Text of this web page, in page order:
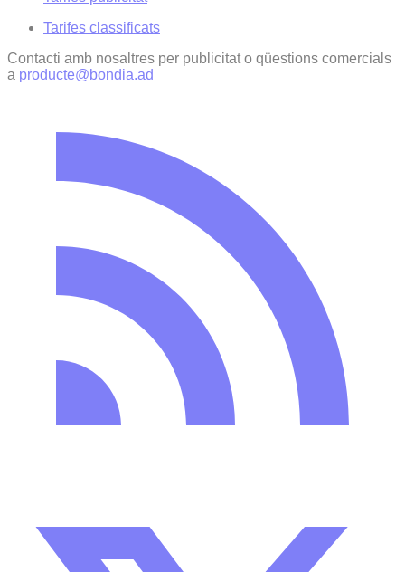
Tarifes classificats
Contacti amb nosaltres per publicitat o qüestions comercials
a producte@bondia.ad